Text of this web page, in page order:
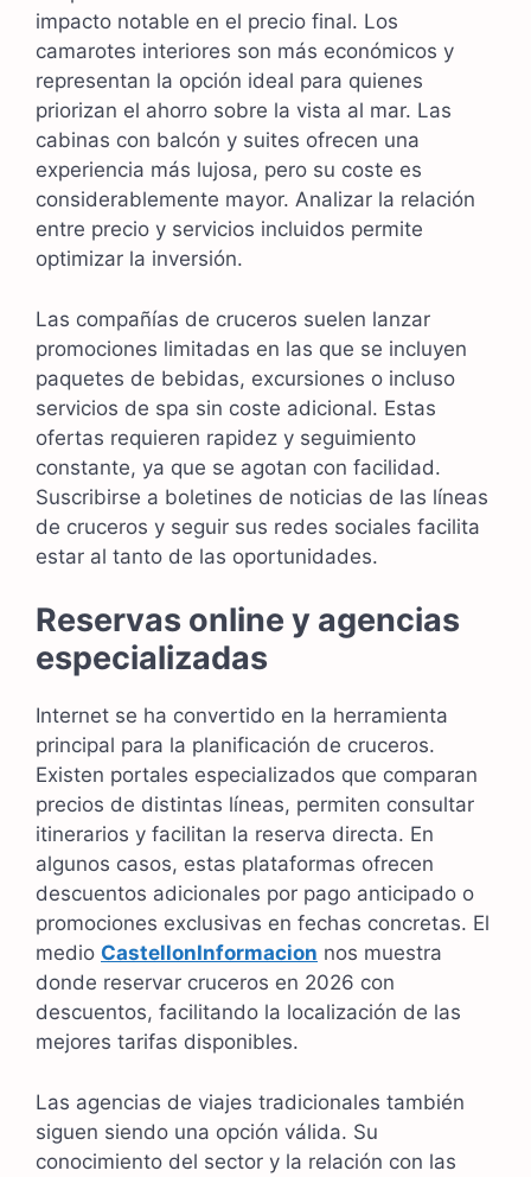
impacto notable en el precio final. Los
camarotes interiores son más económicos y
representan la opción ideal para quienes
priorizan el ahorro sobre la vista al mar. Las
cabinas con balcón y suites ofrecen una
experiencia más lujosa, pero su coste es
considerablemente mayor. Analizar la relación
entre precio y servicios incluidos permite
optimizar la inversión.
Las compañías de cruceros suelen lanzar
promociones limitadas en las que se incluyen
paquetes de bebidas, excursiones o incluso
servicios de spa sin coste adicional. Estas
ofertas requieren rapidez y seguimiento
constante, ya que se agotan con facilidad.
Suscribirse a boletines de noticias de las líneas
de cruceros y seguir sus redes sociales facilita
estar al tanto de las oportunidades.
Reservas online y agencias
especializadas
Internet se ha convertido en la herramienta
principal para la planificación de cruceros.
Existen portales especializados que comparan
precios de distintas líneas, permiten consultar
itinerarios y facilitan la reserva directa. En
algunos casos, estas plataformas ofrecen
descuentos adicionales por pago anticipado o
promociones exclusivas en fechas concretas. El
medio CastellonInformacion nos muestra
donde reservar cruceros en 2026 con
descuentos, facilitando la localización de las
mejores tarifas disponibles.
Las agencias de viajes tradicionales también
siguen siendo una opción válida. Su
conocimiento del sector y la relación con las